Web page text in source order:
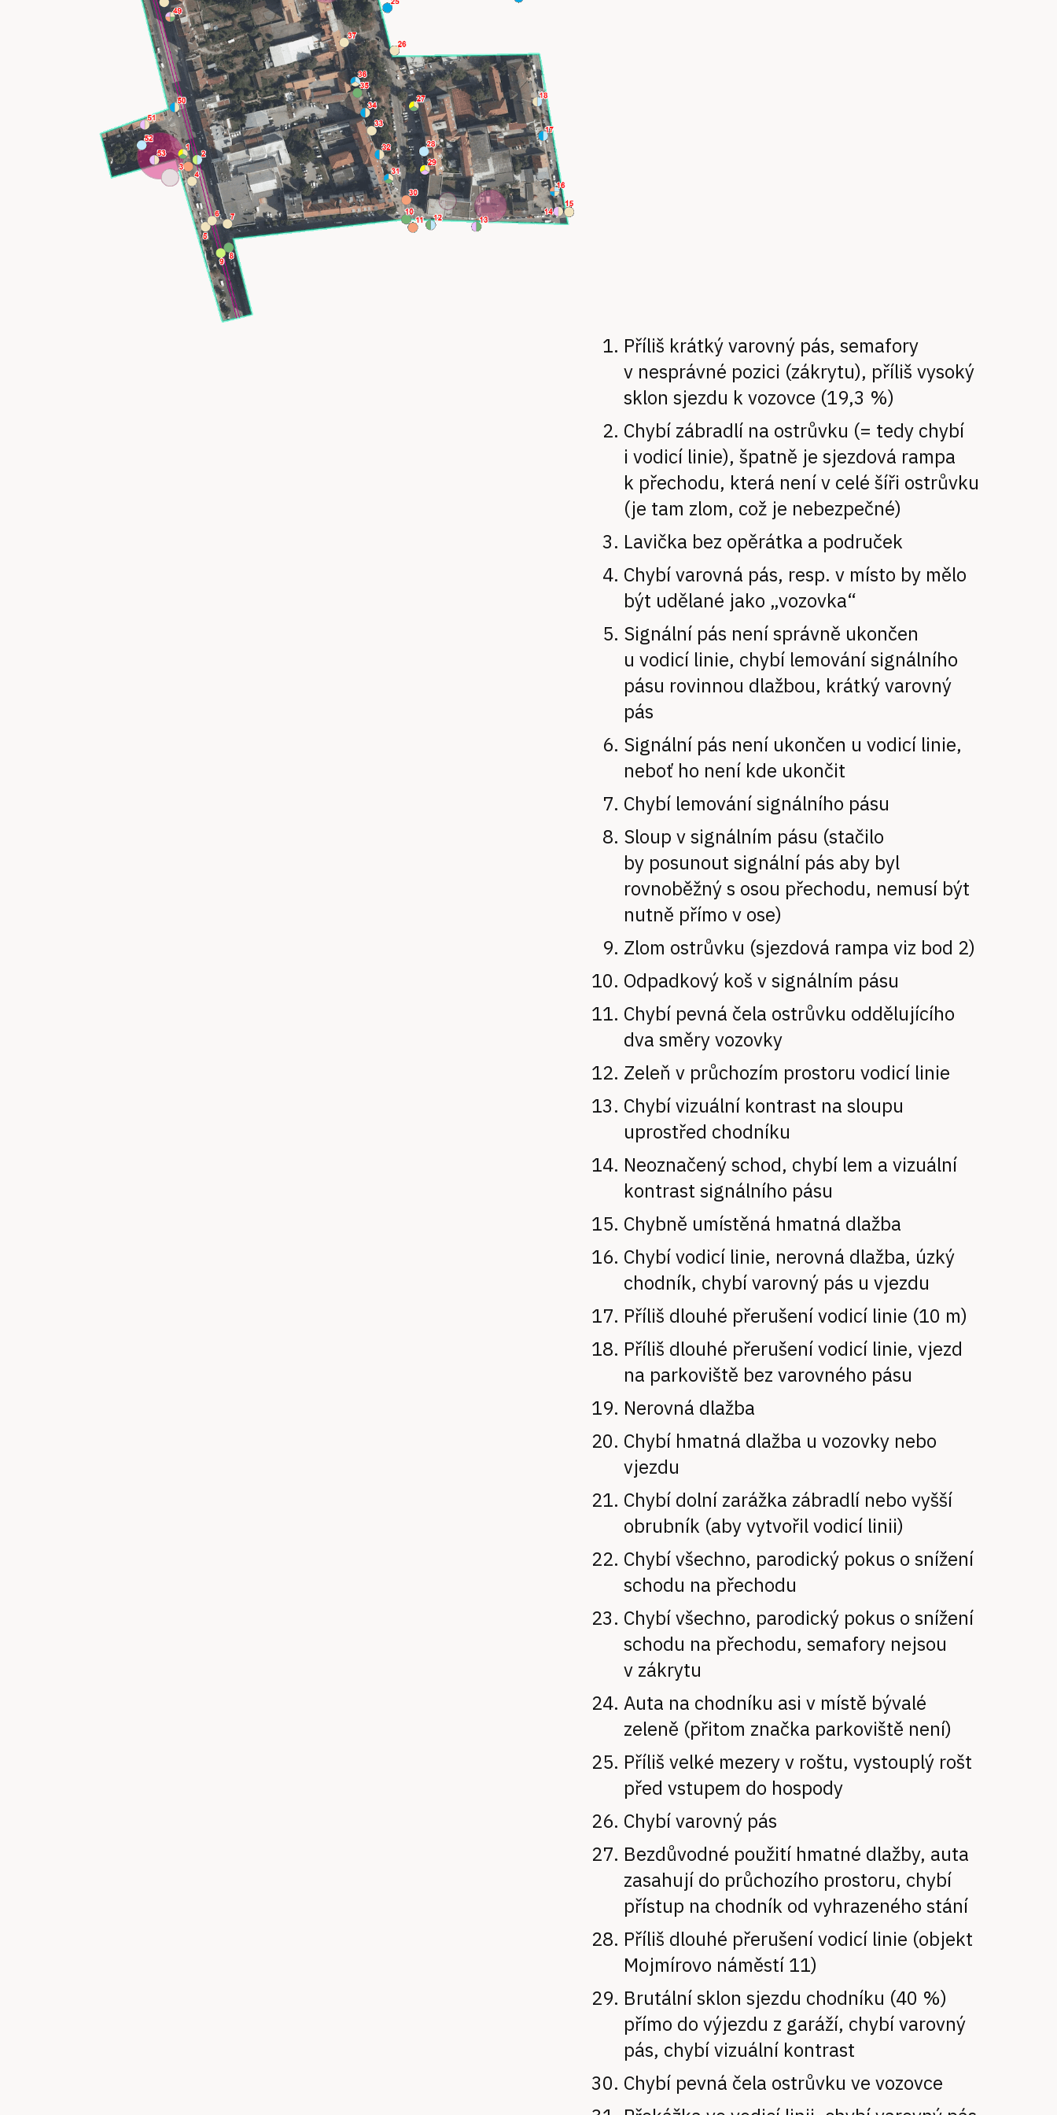
Příliš krátký varovný pás, semafory
v nesprávné pozici (zákrytu), příliš vysoký
sklon sjezdu k vozovce (19,3 %)
Chybí zábradlí na ostrůvku (= tedy chybí
i vodicí linie), špatně je sjezdová rampa
k přechodu, která není v celé šíři ostrůvku
(je tam zlom, což je nebezpečné)
Lavička bez opěrátka a područek
Chybí varovná pás, resp. v místo by mělo
být udělané jako „vozovka“
Signální pás není správně ukončen
u vodicí linie, chybí lemování signálního
pásu rovinnou dlažbou, krátký varovný
pás
Signální pás není ukončen u vodicí linie,
neboť ho není kde ukončit
Chybí lemování signálního pásu
Sloup v signálním pásu (stačilo
by posunout signální pás aby byl
rovnoběžný s osou přechodu, nemusí být
nutně přímo v ose)
Zlom ostrůvku (sjezdová rampa viz bod 2)
Odpadkový koš v signálním pásu
Chybí pevná čela ostrůvku oddělujícího
dva směry vozovky
Zeleň v průchozím prostoru vodicí linie
Chybí vizuální kontrast na sloupu
uprostřed chodníku
Neoznačený schod, chybí lem a vizuální
kontrast signálního pásu
Chybně umístěná hmatná dlažba
Chybí vodicí linie, nerovná dlažba, úzký
chodník, chybí varovný pás u vjezdu
Příliš dlouhé přerušení vodicí linie (10 m)
Příliš dlouhé přerušení vodicí linie, vjezd
na parkoviště bez varovného pásu
Nerovná dlažba
Chybí hmatná dlažba u vozovky nebo
vjezdu
Chybí dolní zarážka zábradlí nebo vyšší
obrubník (aby vytvořil vodicí linii)
Chybí všechno, parodický pokus o snížení
schodu na přechodu
Chybí všechno, parodický pokus o snížení
schodu na přechodu, semafory nejsou
v zákrytu
Auta na chodníku asi v místě bývalé
zeleně (přitom značka parkoviště není)
Příliš velké mezery v roštu, vystouplý rošt
před vstupem do hospody
Chybí varovný pás
Bezdůvodné použití hmatné dlažby, auta
zasahují do průchozího prostoru, chybí
přístup na chodník od vyhrazeného stání
Příliš dlouhé přerušení vodicí linie (objekt
Mojmírovo náměstí 11)
Brutální sklon sjezdu chodníku (40 %)
přímo do výjezdu z garáží, chybí varovný
pás, chybí vizuální kontrast
Chybí pevná čela ostrůvku ve vozovce